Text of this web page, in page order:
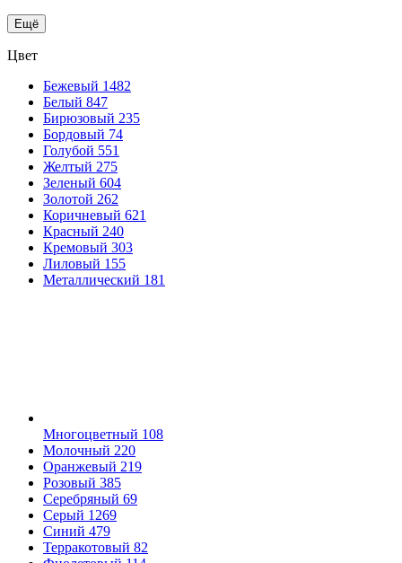
Ещё
Цвет
Бежевый 1482
Белый 847
Бирюзовый 235
Бордовый 74
Голубой 551
Желтый 275
Зеленый 604
Золотой 262
Коричневый 621
Красный 240
Кремовый 303
Лиловый 155
Металлический 181
Многоцветный 108
Молочный 220
Оранжевый 219
Розовый 385
Серебряный 69
Серый 1269
Синий 479
Терракотовый 82